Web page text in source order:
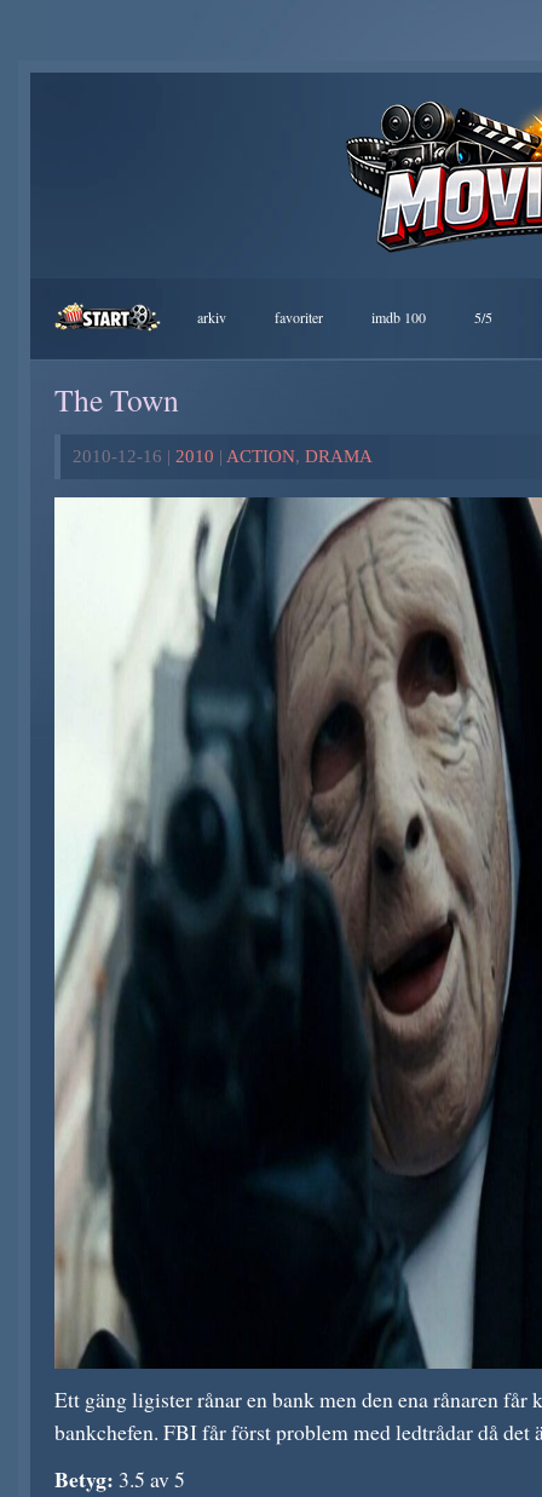
arkiv favoriter imdb 100 5/5
The Town
2010-12-16 | 2010 | ACTION, DRAMA
Ett gäng ligister rånar en bank men den ena rånaren
bankchefen. FBI får först problem med ledtrådar då det
Betyg: 3.5 av 5